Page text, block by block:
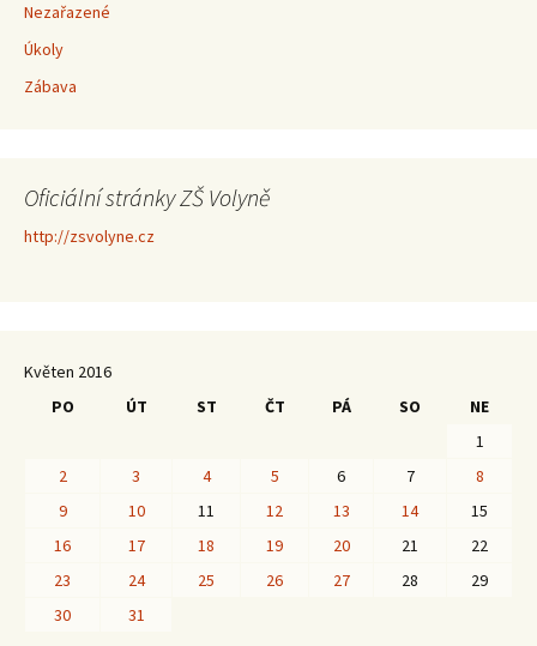
Nezařazené
Úkoly
Zábava
Oficiální stránky ZŠ Volyně
http://zsvolyne.cz
Květen 2016
PO
ÚT ST ČT PÁ SO
NE
1
2
3 4 5 6 7
8
9
10 11 12 13 14
15
16
17 18 19 20 21
22
23
24 25 26 27 28
29
30
31